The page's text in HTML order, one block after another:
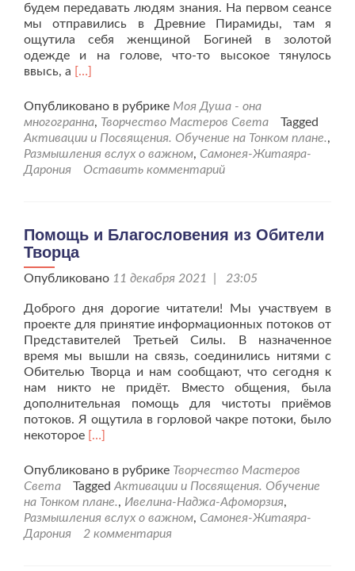
будем передавать людям знания. На первом сеансе
мы отправились в Древние Пирамиды, там я
ощутила себя женщиной Богиней в золотой
одежде и на голове, что-то высокое тянулось
ввысь, а Читать
проАктивационные
сеансы
с
Древними
Богами
[…]
Опубликовано в рубрике Моя Душа - она
многогранна, Творчество Мастеров Света
Tagged
Активации и Посвящения. Обучение на Тонком плане.,
Размышления вслух о важном, Самонея-Житаяра-
Дарония
Оставить комментарий
Помощь и Благословения из Обители
Творца
Опубликовано 11 декабря 2021 | 23:05
Доброго дня дорогие читатели! Мы участвуем в
проекте для принятие информационных потоков от
Представителей Третьей Силы. В назначенное
время мы вышли на связь, соединились нитями с
Обителью Творца и нам сообщают, что сегодня к
нам никто не придёт. Вместо общения, была
дополнительная помощь для чистоты приёмов
потоков. Я ощутила в горловой чакре потоки, было
некоторое Читать
проПомощь
и
Благословения
из
Обители
[…]
Опубликовано в рубрике Творчество Мастеров
Света
Tagged Активации и Посвящения. Обучение
на Тонком плане., Ивелина-Наджа-Афоморзия,
Размышления вслух о важном, Самонея-Житаяра-
Дарония
2 комментария